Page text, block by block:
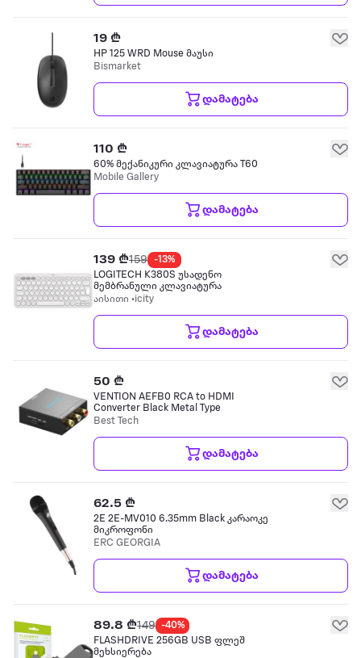
19 ₾
HP 125 WRD Mouse მაუსი
Bismarket
დამატება
110 ₾
60% მექანიკური კლავიატურა T60
Mobile Gallery
დამატება
139 ₾159
-13%
LOGITECH K380S უსადენო
მემბრანული კლავიატურა
აისითი •icity
დამატება
50 ₾
VENTION AEFB0 RCA to HDMI
Converter Black Metal Type
Best Tech
დამატება
62.5 ₾
2E 2E-MV010 6.35mm Black კარაოკე
მიკროფონი
ERC GEORGIA
დამატება
89.8 ₾149 -40%
FLASHDRIVE 256GB USB ფლეშ
მეხსიერება